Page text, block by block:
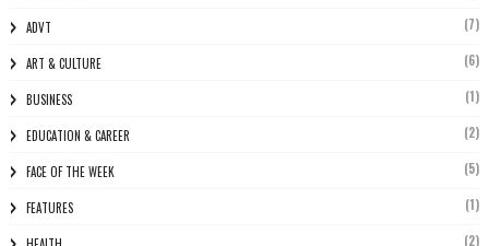
ADVT (7)
ART & CULTURE (6)
BUSINESS (1)
EDUCATION & CAREER (2)
FACE OF THE WEEK (5)
FEATURES (1)
(2)